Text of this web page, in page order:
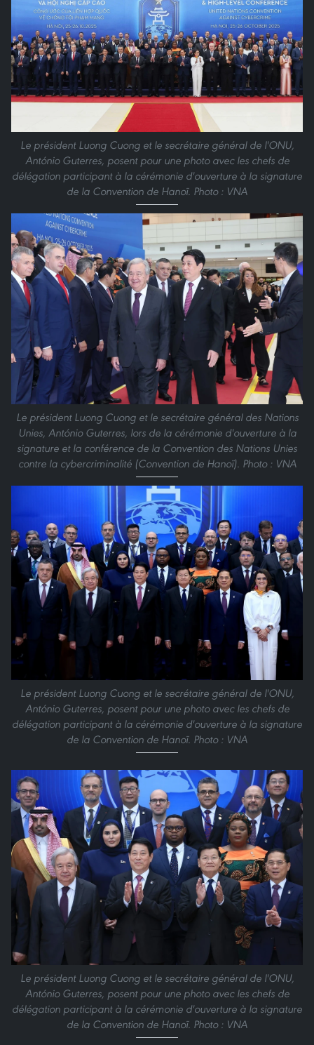
Le président Luong Cuong et le secrétaire général de l'ONU,
António Guterres, posent pour une photo avec les chefs de
délégation participant à la cérémonie d'ouverture à la signature
de la Convention de Hanoï. Photo : VNA
Le président Luong Cuong et le secrétaire général des Nations
Unies, António Guterres, lors de la cérémonie d'ouverture à la
signature et la conférence de la Convention des Nations Unies
contre la cybercriminalité (Convention de Hanoï). Photo : VNA
Le président Luong Cuong et le secrétaire général de l'ONU,
António Guterres, posent pour une photo avec les chefs de
délégation participant à la cérémonie d'ouverture à la signature
de la Convention de Hanoï. Photo : VNA
Le président Luong Cuong et le secrétaire général de l'ONU,
António Guterres, posent pour une photo avec les chefs de
délégation participant à la cérémonie d'ouverture à la signature
de la Convention de Hanoï. Photo : VNA